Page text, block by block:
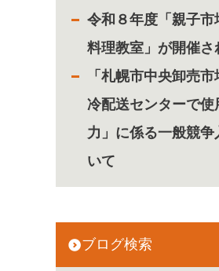
令和８年度「親子市
料理教室」が開催さ
「札幌市中央卸売
冷配送センターで使
力」に係る一般競争
いて
ブログ検索